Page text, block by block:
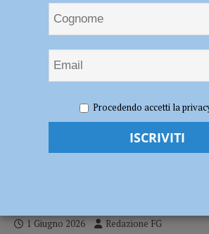
primo Raduno dei Pari: a Piacenza i giovani
Oltre 180 studenti al primo
1 Giugno 2026 Redazione FG
Procedendo accetti la